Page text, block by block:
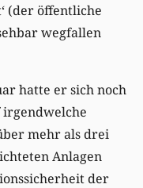
(der öffentliche
wegfallen
hatte er sich noch
mehr als drei
Anlagen
der